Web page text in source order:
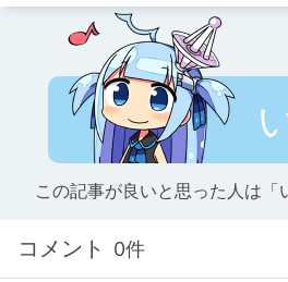
この記事が良いと思った人は「
コメント 0件